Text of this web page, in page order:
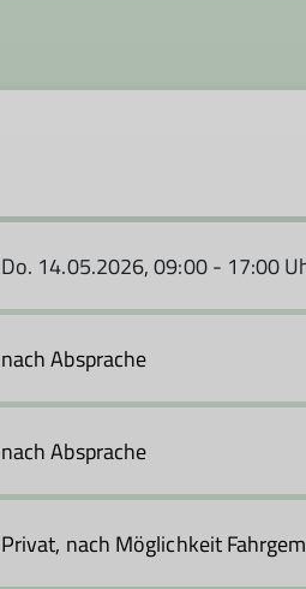
Do. 14.05.2026, 09:00 - 17:00
nach Absprache
nach Absprache
Privat, nach Möglichkeit